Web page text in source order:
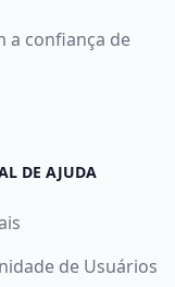
a confiança de
DE AJUDA
de Usuários